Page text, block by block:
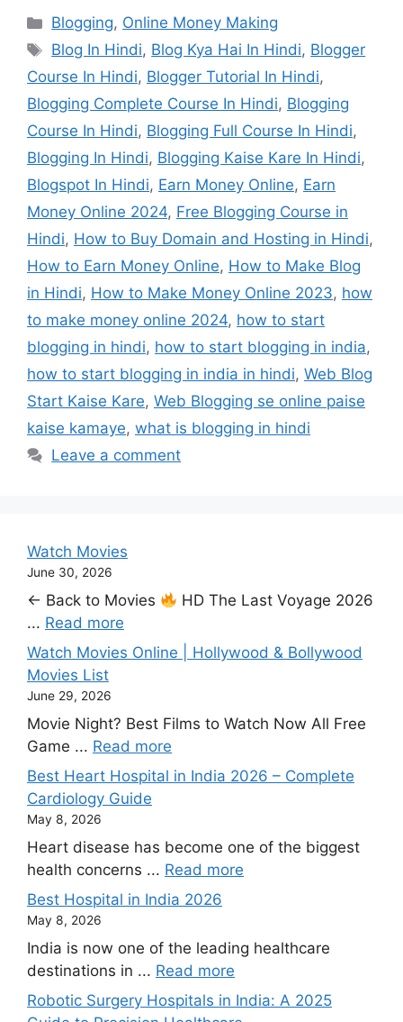
Categories
Blogging, Online Money Making
Tags
Blog In Hindi, Blog Kya Hai In Hindi, Blogger
Course In Hindi, Blogger Tutorial In Hindi,
Blogging Complete Course In Hindi, Blogging
Course In Hindi, Blogging Full Course In Hindi,
Blogging In Hindi, Blogging Kaise Kare In Hindi,
Blogspot In Hindi, Earn Money Online, Earn
Money Online 2024, Free Blogging Course in
Hindi, How to Buy Domain and Hosting in Hindi,
How to Earn Money Online, How to Make Blog
in Hindi, How to Make Money Online 2023, how
to make money online 2024, how to start
blogging in hindi, how to start blogging in india,
how to start blogging in india in hindi, Web Blog
Start Kaise Kare, Web Blogging se online paise
kaise kamaye, what is blogging in hindi
Leave a comment
Watch Movies
June 30, 2026
← Back to Movies
HD The Last Voyage 2026
... Read more
Watch Movies Online | Hollywood & Bollywood
Movies List
June 29, 2026
Movie Night? Best Films to Watch Now All Free
Game ... Read more
Best Heart Hospital in India 2026 – Complete
Cardiology Guide
May 8, 2026
Heart disease has become one of the biggest
health concerns ... Read more
Best Hospital in India 2026
May 8, 2026
India is now one of the leading healthcare
destinations in ... Read more
Robotic Surgery Hospitals in India: A 2025